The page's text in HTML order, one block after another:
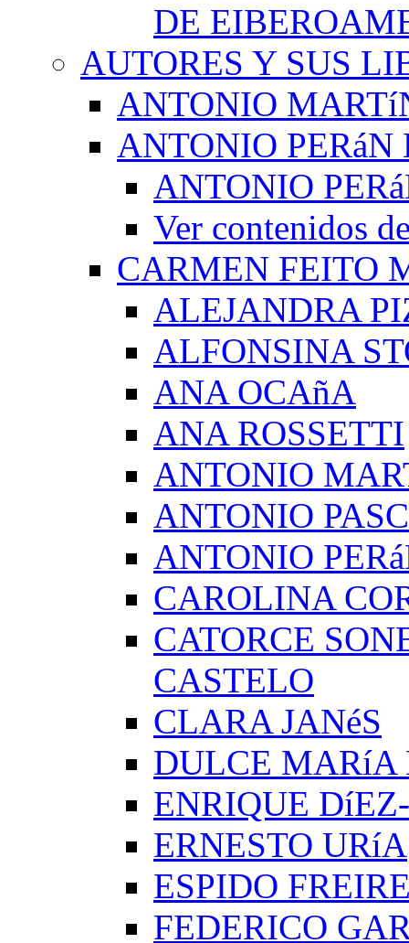
DE
AUTORES Y SUS
ANTONIO
ANTONIO PERáN
ANTONIO
Ver contenidos
CARMEN FEITO
ALEJANDRA
ALFONSINA
ANA OCAñA
ANA ROSSETTI
ANTONIO
ANTONIO
ANTONIO
CAROLINA
CATORCE
CASTELO
CLARA JANéS
DULCE MARíA
ENRIQUE
ERNESTO URíA
ESPIDO
FEDERICO